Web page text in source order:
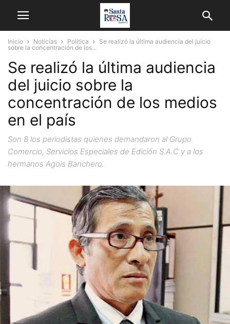
Inicio Noticias Política
Se realizó la última audiencia del juicio
sobre la concentración de los...
Se realizó la última audiencia
del juicio sobre la
concentración de los medios
en el país
Son 8 los periodistas quienes demandaron al Grupo
Comercio, Servicios Especiales de Edición S.A.C y a los
hermanos Agois Banchero.